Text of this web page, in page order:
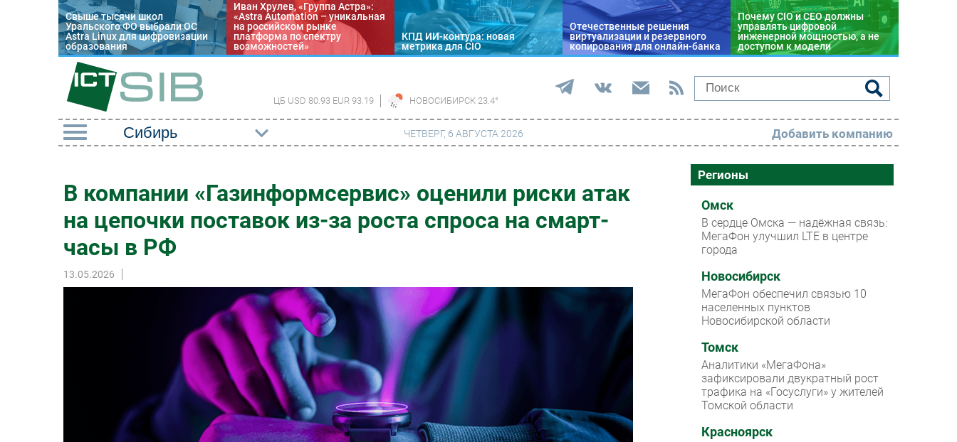
Свыше тысячи школ
Уральского ФО выбрали ОС
Astra Linux для цифровизации
образования
Иван Хрулев, «Группа Астра»:
«Astra Automation – уникальная
на российском рынке
платформа по спектру
возможностей»
КПД ИИ-контура: новая
метрика для CIO
Отечественные решения
виртуализации и резервного
копирования для онлайн-банка
Почему CIO и CEO должны
управлять цифровой
инженерной мощностью, а не
доступом к модели
ЦБ USD 80.93 EUR 93.19 НОВОСИБИРСК 23.4°
Импорто­замещение
Автоматизация
Промышленности
Интернет
Мобильная связь
Фиксированная связь
Маркетинг
Торговые сети
Outsourcing
Кадры
Регулирование
Финансы
Web
CIO/Управление ИТ
Гаджеты
Здоровье
РАЗДЕЛЫ
Новости
Аналитика
Интервью
Мероприятия
Проекты
IT класс
Тестовый стенд
Каталог компаний
ЧЕТВЕРГ, 6 АВГУСТА 2026 Добавить компанию
В компании «Газинформсервис» оценили риски атак
на цепочки поставок из-за роста спроса на смарт-
часы в РФ
13.05.2026
Регионы
Омск
В сердце Омска — надёжная связь:
МегаФон улучшил LTE в центре
города
Новосибирск
МегаФон обеспечил связью 10
населенных пунктов
Новосибирской области
Томск
Аналитики «МегаФона»
зафиксировали двукратный рост
трафика на «Госуслуги» у жителей
Томской области
Красноярск